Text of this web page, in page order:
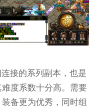
接的系列副本，也是
度系数十分高。需要
备更为优秀，同时组